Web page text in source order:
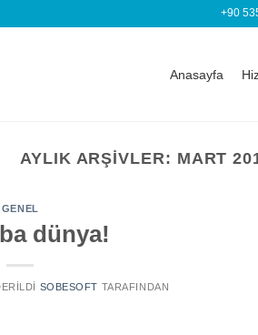
+90
Anasayfa
AYLIK ARŞIVLER: MART
GENEL
dünya!
SOBESOFT TARAFINDAN